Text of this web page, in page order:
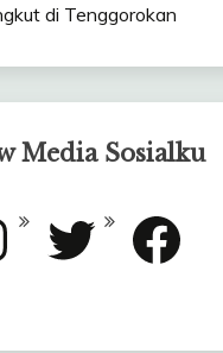
di Tenggorokan
Media Sosialku
Twitter Facebook